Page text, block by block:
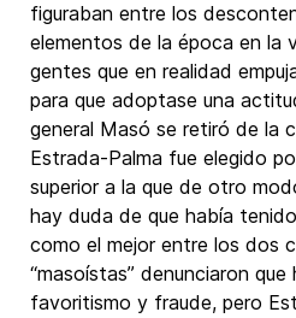
figuraban entre los
elementos de la época en la
gentes que en realidad
para que adoptase una
general Masó se retiró de la
Estrada-Palma fue elegido
superior a la que de otro
hay duda de que había
como el mejor entre los dos
“masoístas” denunciaron
favoritismo y fraude, pero